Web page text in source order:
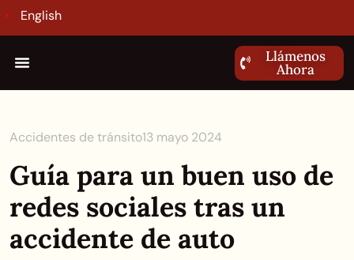
English
Llámenos
Ahora
Accidentes de tránsito13 mayo 2024
Guía para un buen uso de
redes sociales tras un
accidente de auto